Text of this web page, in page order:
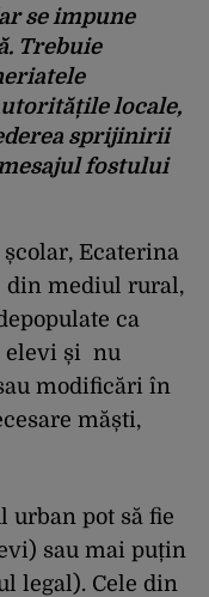
se impune
Trebuie
locale,
sprijinirii
fostului
Ecaterina
din mediul rural,
ca
elevi și nu
modificări în
măști,
urban pot să fie
sau mai puțin
legal). Cele din